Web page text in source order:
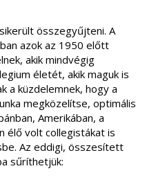
összegyűjteni. A
azok az 1950 előtt
akik mindvégig
életét, akik maguk is
a küzdelemnek, hogy a
megközelítse, optimális
Amerikában, a
élő volt collegistákat is
Az eddigi, összesített
sűríthetjük: